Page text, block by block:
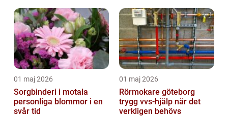
01 maj 2026
Sorgbinderi i motala
personliga blommor i en
svår tid
01 maj 2026
Rörmokare göteborg
trygg vvs-hjälp när det
verkligen behövs